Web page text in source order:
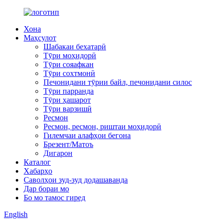
Хона
Маҳсулот
Шабакаи бехатарӣ
Тӯри моҳидорӣ
Тӯри сояафкан
Тӯри сохтмонӣ
Печонидани тӯрии байл, печонидани силос
Тӯри парранда
Тӯри ҳашарот
Тӯри варзишӣ
Ресмон
Ресмон, ресмон, риштаи моҳидорӣ
Гилемчаи алафҳои бегона
Брезент/Матоъ
Дигарон
Каталог
Хабарҳо
Саволҳои зуд-зуд додашаванда
Дар бораи мо
Бо мо тамос гиред
English